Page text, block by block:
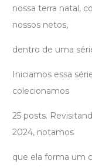
nossa terra natal,
nossos netos,
dentro de uma
Iniciamos essa
colecionamos
25 posts.
2024, notamos
que ela forma um